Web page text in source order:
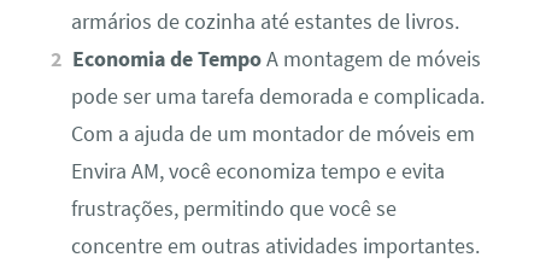
armários de cozinha até estantes de livros.
Economia de TempoA montagem de móveis
pode ser uma tarefa demorada e complicada.
Com a ajuda de um montador de móveis em
Envira AM, você economiza tempo e evita
frustrações, permitindo que você se
concentre em outras atividades importantes.